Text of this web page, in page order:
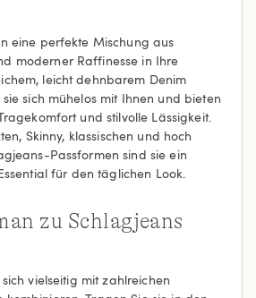
eine perfekte Mischung aus
moderner Raffinesse in Ihre
leicht dehnbarem Denim
sich mühelos mit Ihnen und bieten
und stilvolle Lässigkeit.
Skinny, klassischen und hoch
Passformen sind sie ein
für den täglichen Look.
zu Schlagjeans
vielseitig mit zahlreichen